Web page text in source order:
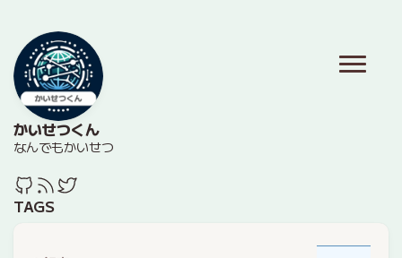
かいせつくん
なんでもかいせつ
TAGS